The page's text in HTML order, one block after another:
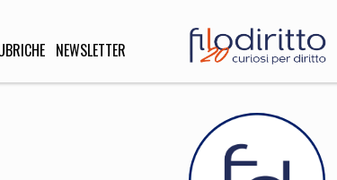
NEWSLETTER
DIRITTO